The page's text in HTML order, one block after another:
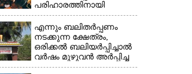
പരിഹാരത്തിനായി
ചെയ്യേണ്ടത്
എന്നും ബലിതർപ്പണം
നടക്കുന്ന ക്ഷേത്രം,​
ഒരിക്കൽ ബലിയർപ്പിച്ചാൽ
വർഷം മുഴുവൻ അർപ്പിച്ച
പുണ്യം